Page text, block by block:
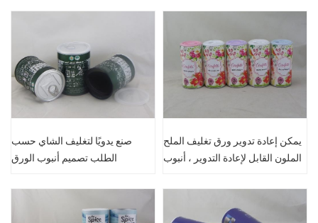
صنع يدويًا لتغليف الشاي حسب
الطلب تصميم أنبوب الورق
الدائري
يمكن إعادة تدوير ورق تغليف الملح
الملون القابل لإعادة التدوير ، أنبوب